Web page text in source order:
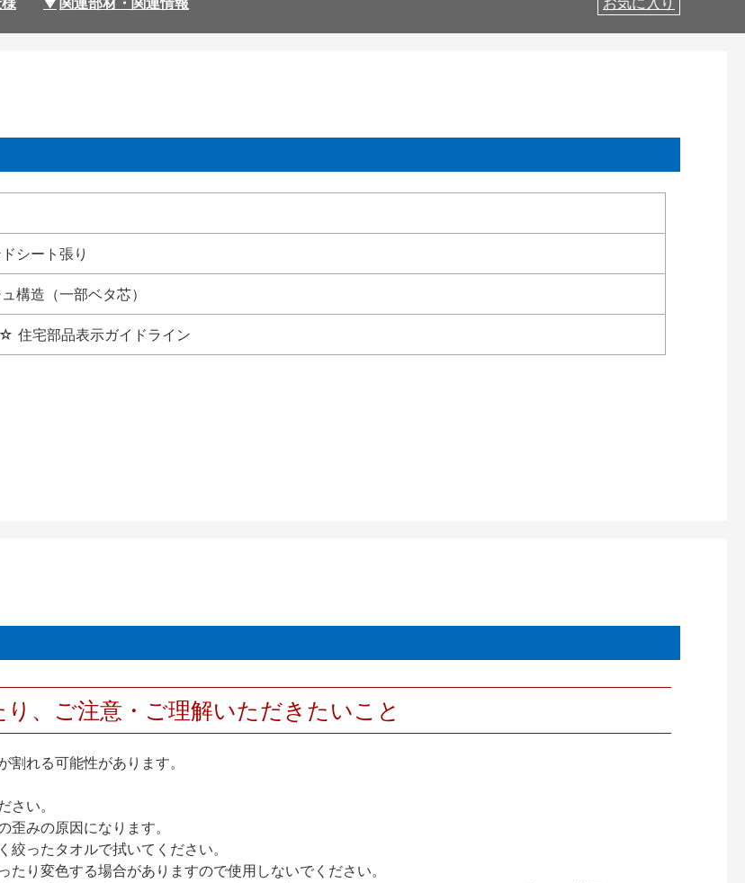
シート張り
構造（一部ベタ芯）
宅部品表示ガイドライン
り、ご注意・ご理解いただきたいこと
れる可能性があります。
い。
みの原因になります。
ったタオルで拭いてください。
り変色する場合がありますので使用しないでください。